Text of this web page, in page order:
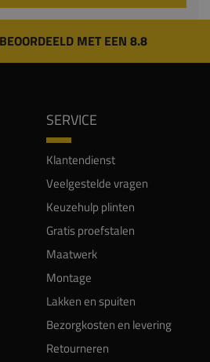
MET EEN 8.8
SERVICE
Klantendienst
Veelgestelde vragen
Keuzehulp plinten
Gratis proefstalen
Maatwerk
Montage
Lakken en spuiten
Bezorgkosten en levering
Retourneren